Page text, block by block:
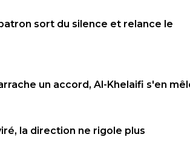
sort du silence et relance le
un accord, Al-Khelaifi s'en
la direction ne rigole plus